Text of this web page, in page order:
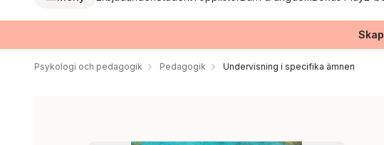
Psykologi och pedagogik Pedagogik Undervisning i specifika ämnen